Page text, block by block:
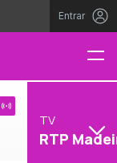
Entrar
TV
RTP